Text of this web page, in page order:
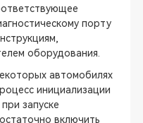
порту
оборудования.
автомобилях
инициализации
запуске
включить